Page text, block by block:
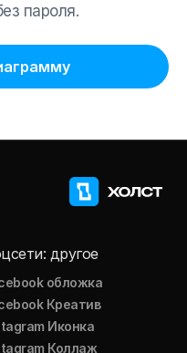
пароля.
другое
обложка
Креатив
Иконка
Коллаж